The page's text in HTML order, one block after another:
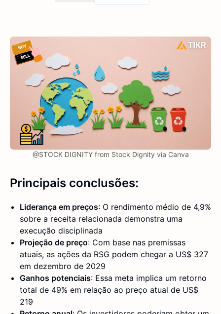
@STOCK DIGNITY from Stock Dignity via Canva
Principais conclusões:
Liderança em preços: O rendimento médio de 4,9%
sobre a receita relacionada demonstra uma
execução disciplinada
Projeção de preço: Com base nas premissas
atuais, as ações da RSG podem chegar a US$ 327
em dezembro de 2029
Ganhos potenciais: Essa meta implica um retorno
total de 49% em relação ao preço atual de US$
219